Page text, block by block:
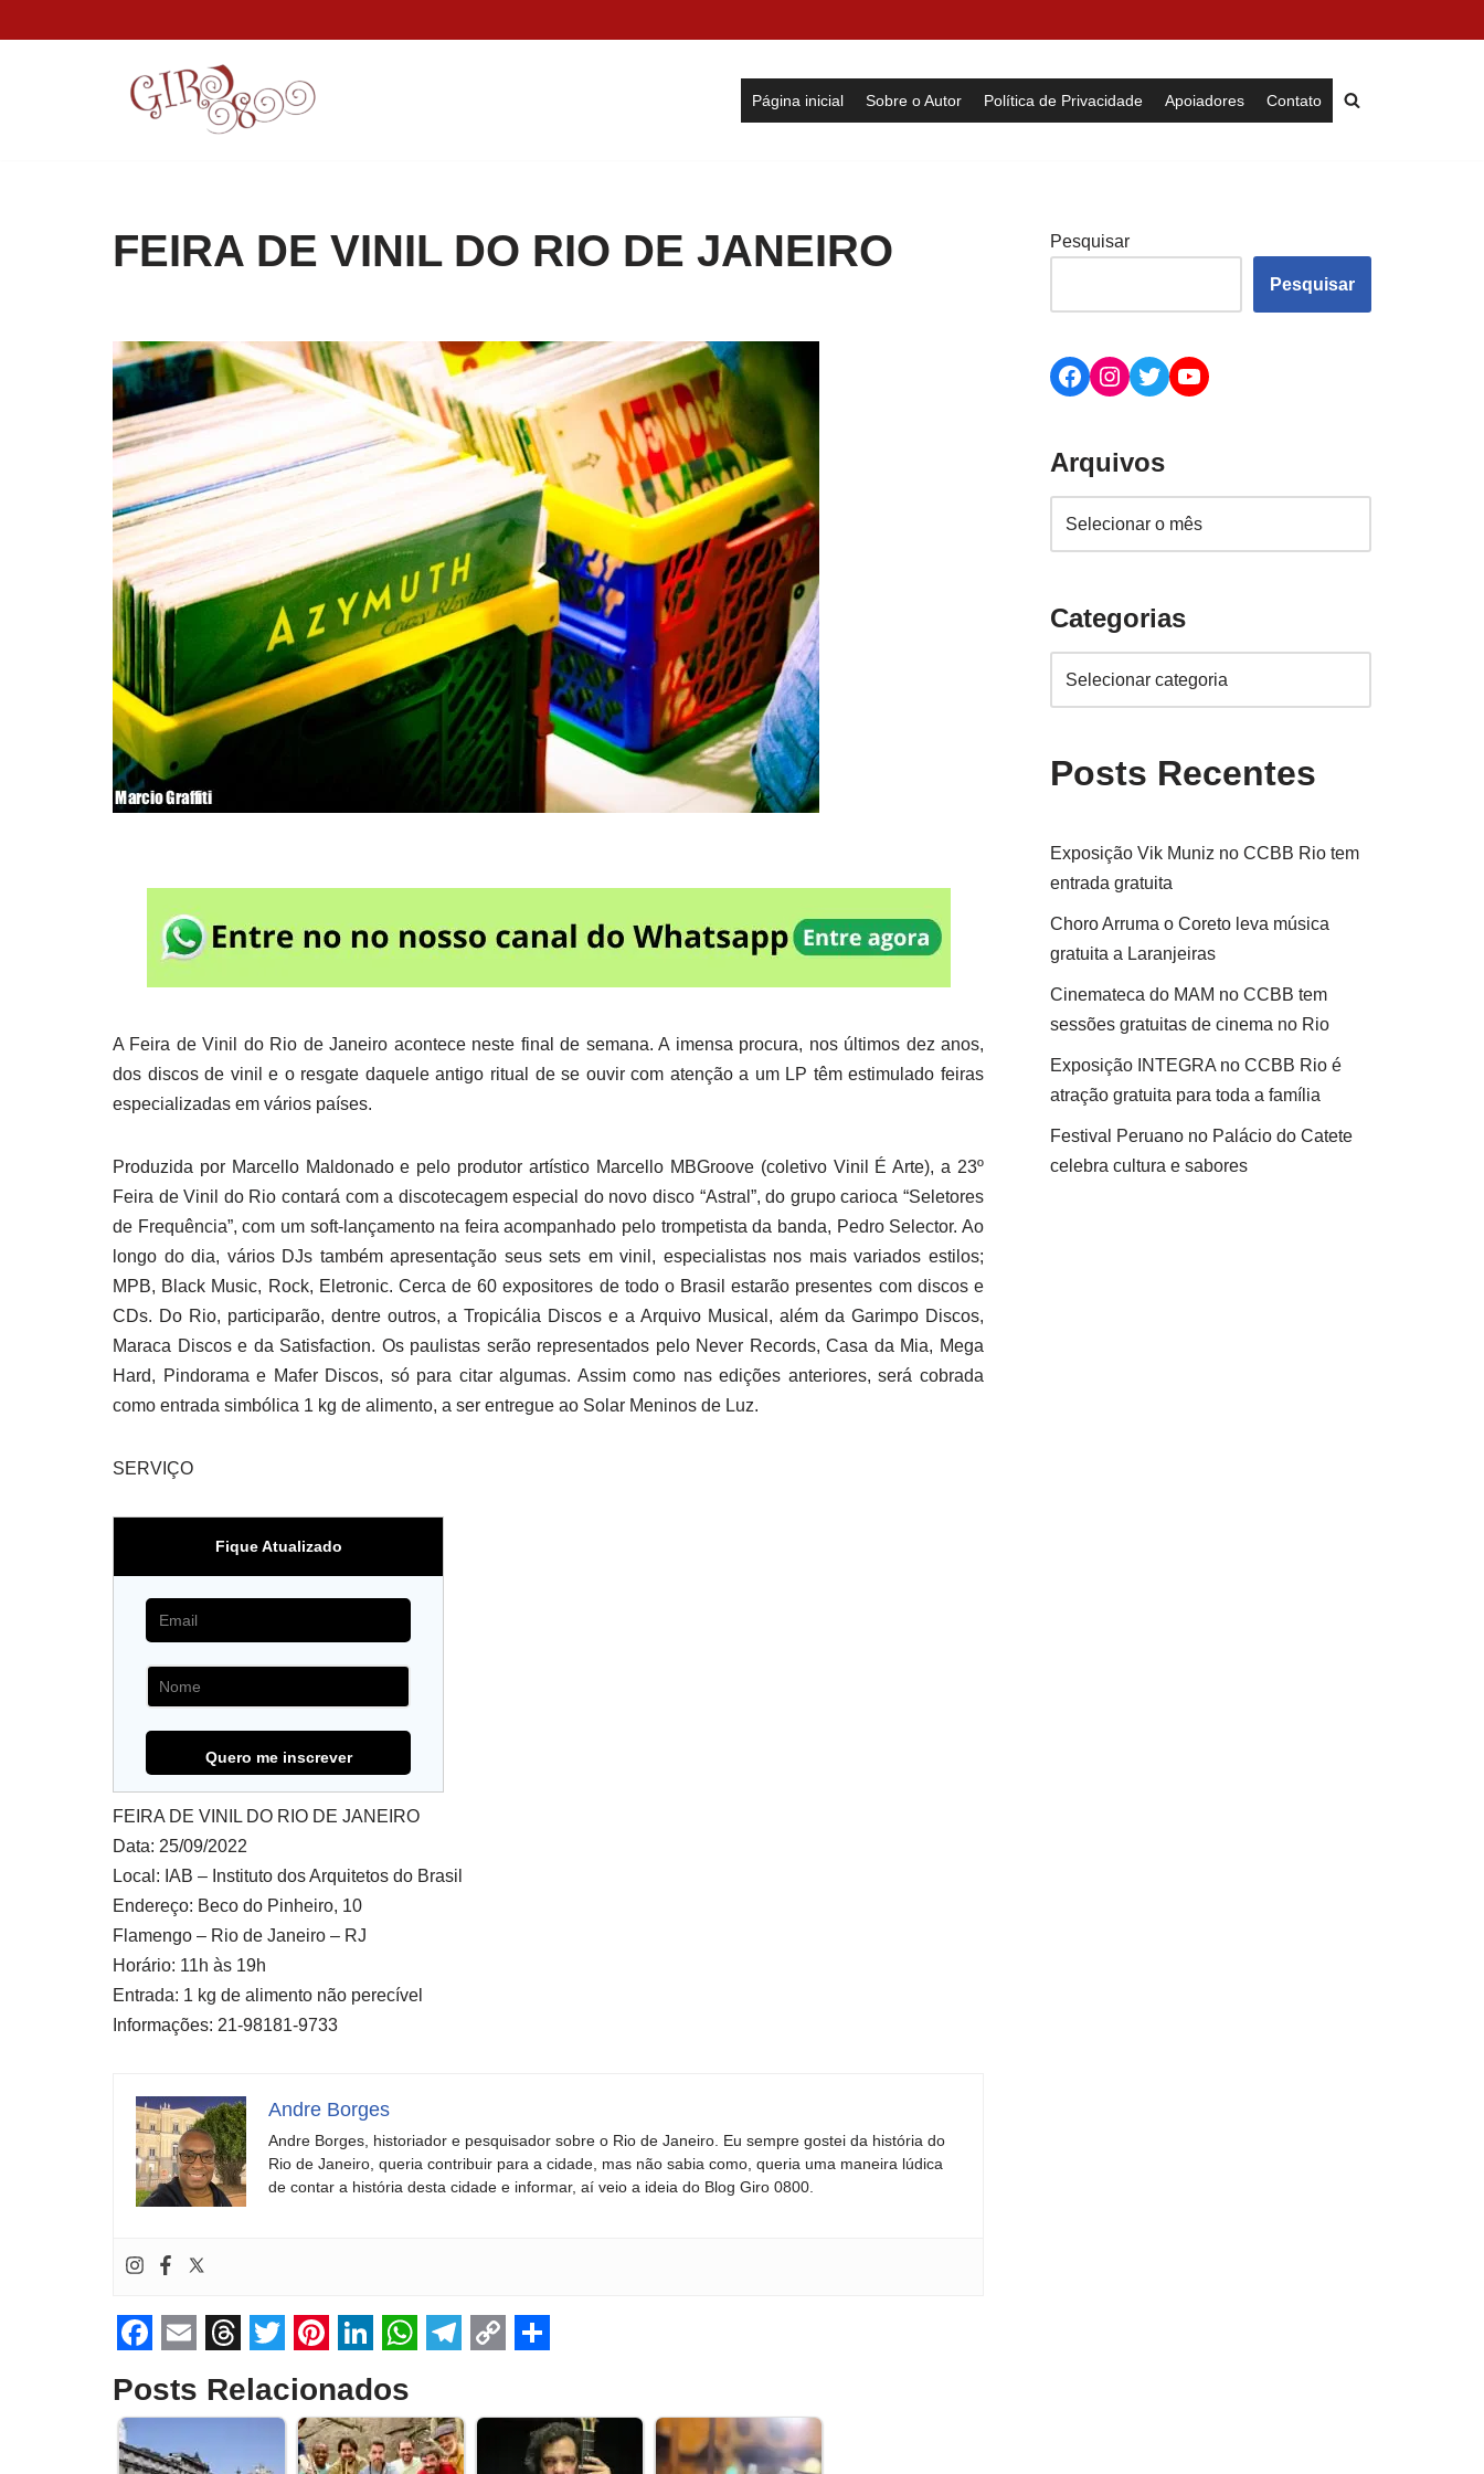
Página inicial Sobre o Autor Política de Privacidade Apoiadores Contato
FEIRA DE VINIL DO RIO DE JANEIRO
A Feira de Vinil do Rio de Janeiro acontece neste final de semana. A imensa procura, nos últimos dez anos,
dos discos de vinil e o resgate daquele antigo ritual de se ouvir com atenção a um LP têm estimulado feiras
especializadas em vários países.
Produzida por Marcello Maldonado e pelo produtor artístico Marcello MBGroove (coletivo Vinil É Arte), a 23º
Feira de Vinil do Rio contará com a discotecagem especial do novo disco “Astral”, do grupo carioca “Seletores
de Frequência”, com um soft-lançamento na feira acompanhado pelo trompetista da banda, Pedro Selector. Ao
longo do dia, vários DJs também apresentação seus sets em vinil, especialistas nos mais variados estilos;
MPB, Black Music, Rock, Eletronic. Cerca de 60 expositores de todo o Brasil estarão presentes com discos e
CDs. Do Rio, participarão, dentre outros, a Tropicália Discos e a Arquivo Musical, além da Garimpo Discos,
Maraca Discos e da Satisfaction. Os paulistas serão representados pelo Never Records, Casa da Mia, Mega
Hard, Pindorama e Mafer Discos, só para citar algumas. Assim como nas edições anteriores, será cobrada
como entrada simbólica 1 kg de alimento, a ser entregue ao Solar Meninos de Luz.
SERVIÇO
Fique Atualizado
FEIRA DE VINIL DO RIO DE JANEIRO
Data: 25/09/2022
Local: IAB – Instituto dos Arquitetos do Brasil
Endereço: Beco do Pinheiro, 10
Flamengo – Rio de Janeiro – RJ
Horário: 11h às 19h
Entrada: 1 kg de alimento não perecível
Informações: 21-98181-9733
Andre Borges
Andre Borges, historiador e pesquisador sobre o Rio de Janeiro. Eu sempre gostei da história do
Rio de Janeiro, queria contribuir para a cidade, mas não sabia como, queria uma maneira lúdica
de contar a história desta cidade e informar, aí veio a ideia do Blog Giro 0800.
a
c
m h
T
w
P
i
n
i
n
h
a
l
a
Posts Relacionados
Pesquisar
Pesquisar
Arquivos
Categorias
Posts Recentes
Exposição Vik Muniz no CCBB Rio tem
entrada gratuita
Choro Arruma o Coreto leva música
gratuita a Laranjeiras
Cinemateca do MAM no CCBB tem
sessões gratuitas de cinema no Rio
Exposição INTEGRA no CCBB Rio é
atração gratuita para toda a família
Festival Peruano no Palácio do Catete
celebra cultura e sabores